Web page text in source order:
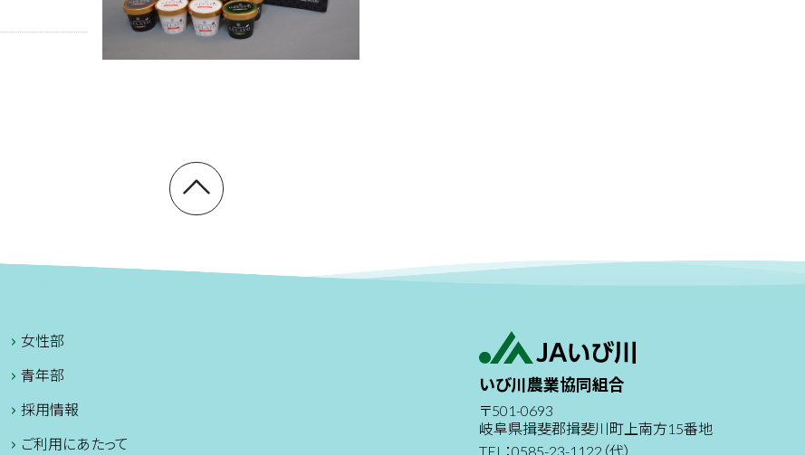
いび川農業協同組合
〒501-0693
岐阜県揖斐郡揖斐川町上南方15番地
TEL：0585-23-1122（代）
女性部
青年部
採用情報
ご利用にあたって